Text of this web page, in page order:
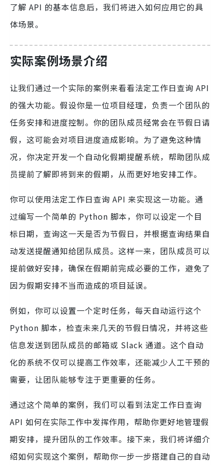
了解 API 的基本信息后，我们将进入如何应用它的具
体场景。
实际案例场景介绍
让我们通过一个实际的案例来看看法定工作日查询 API
的强大功能。假设你是一位项目经理，负责一个团队的
任务安排和进度控制。你的团队成员经常会在节假日请
假，这可能会对项目进度造成影响。为了避免这种情
况，你决定开发一个自动化假期提醒系统，帮助团队成
员提前了解即将到来的假期，从而更好地安排工作。
你可以使用法定工作日查询 API 来实现这一功能。通
过编写一个简单的 Python 脚本，你可以设定一个目
标日期，查询这一天是否为节假日，并根据查询结果自
动发送提醒通知给团队成员。这样一来，团队成员可以
提前做好安排，确保在假期前完成必要的工作，避免了
因为假期安排不当而造成的项目延误。
例如，你可以设置一个定时任务，每天自动运行这个
Python 脚本，检查未来几天的节假日情况，并将这些
信息发送到团队成员的邮箱或 Slack 通道。这个自动
化的系统不仅可以提高工作效率，还能减少人工干预的
需要，让团队能够专注于更重要的任务。
通过这个简单的案例，我们可以看到法定工作日查询
API 如何在实际工作中发挥作用，帮助你更好地管理假
期安排，提升团队的工作效率。接下来，我们将详细介
绍如何实现这个案例，帮助你一步一步搭建自己的自动